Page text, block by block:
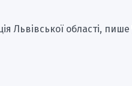
Львівської області, пише